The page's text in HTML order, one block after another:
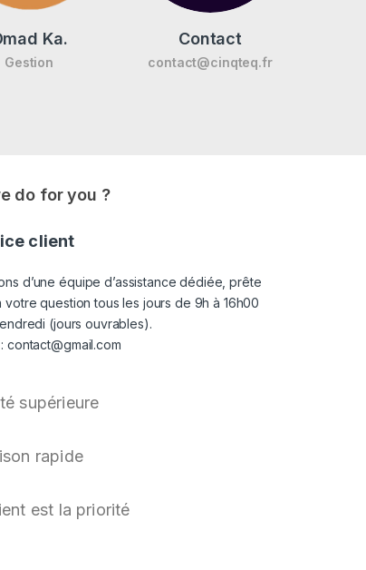
Ka.
Gestion
Contact
contact@cinqteq.fr
do for you ?
client
d’une équipe d’assistance dédiée, prête
question tous les jours de 9h à 16h00
(jours ouvrables).
contact@gmail.com
supérieure
rapide
est la priorité